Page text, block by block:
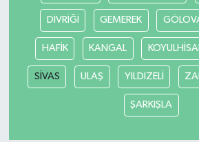
DİVRİĞİ GEMEREK
HAFİK KANGAL
SİVAS ULAŞ YILDIZELİ
ŞARKIŞLA